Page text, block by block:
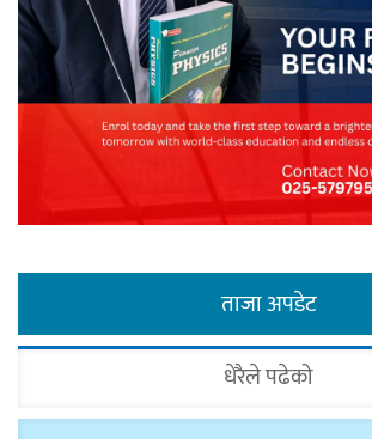
ताजा अपडेट
धेरैले पढेको